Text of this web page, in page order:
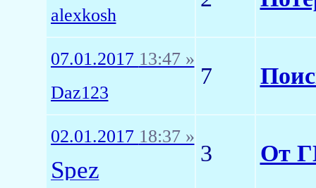
alexkosh
07.01.2017 13:47 »
Daz123
7
02.01.2017 18:37 »
Spez
3 От